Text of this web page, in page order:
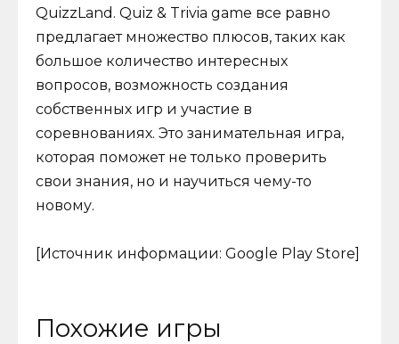
QuizzLand. Quiz & Trivia game все равно
предлагает множество плюсов, таких как
большое количество интересных
вопросов, возможность создания
собственных игр и участие в
соревнованиях. Это занимательная игра,
которая поможет не только проверить
свои знания, но и научиться чему-то
новому.
[Источник информации: Google Play Store]
Похожие игры